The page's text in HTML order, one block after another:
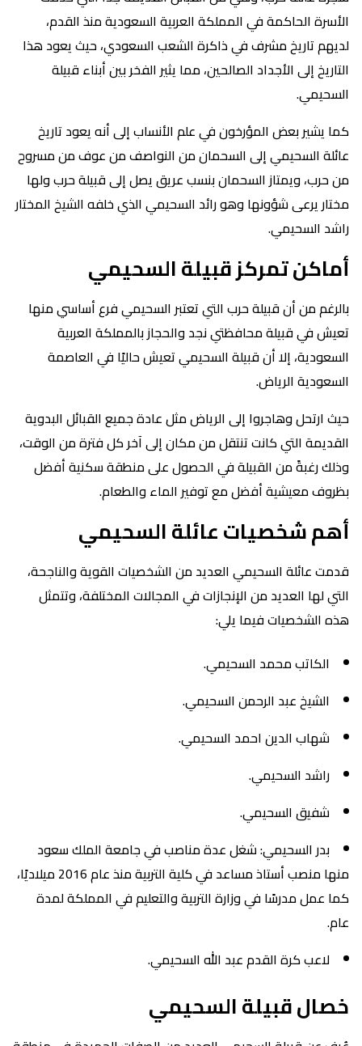
الأسرة الحاكمة في المملكة العربية السعودية منذ القدم،
لديهم تاريخ مشرف في ذاكرة الشعب السعودي، حيث يعود هذا
التاريخ إلى الأجداد الصالحين، مما يثير الفخر بين أبناء قبيلة
السحيمي.
كما يشير بعض المؤرخون في علم الأنساب إلى أنه يعود تاريخ
عائلة السحيمي إلى السحمان من النواصف من عوف من مسروح
من حرب، ويمتاز السحمان بنسب عريق يصل إلى قبيلة حرب ولها
مختار يرعى شؤونها وهو رائد السحيمي الذي خلفه الشيخ المختار
راشد السحيمي.
أماكن تمركز قبيلة السحيمي
بالرغم من أن قبيلة حرب التي تعتبر السحيمي فرع أساسي منها
تعيش في قبيلة محافظتي نجد والحجاز بالمملكة العربية
السعودية، إلا أن قبيلة السحيمي تعيش حاليًا في العاصمة
السعودية الرياض.
حيث ارتحل وهاجروا إلى الرياض مثل عادة جميع القبائل البدوية
القديمة التي كانت تنتقل من مكان إلى آخر كل فترة من الوقت،
وذلك رغبةً من القبيلة في الحصول على منطقة سكنية أفضل
بظروف معيشية أفضل مع توفير الماء والطعام.
أهم شخصيات عائلة السحيمي
قدمت عائلة السحيمي العديد من الشخصيات القوية والناجحة،
التي لها العديد من الإنجازات في المجالات المختلفة، وتتمثل
هذه الشخصيات فيما يلي:
الكاتب محمد السحيمي.
الشيخ عبد الرحمن السحيمي.
شهاب الدين احمد السحيمي.
راشد السحيمي.
شفيق السحيمي.
بدر السحيمي: شغل عدة مناصب في جامعة الملك سعود
منها منصب أستاذ مساعد في كلية التربية منذ عام 2016 ميلاديًا،
كما عمل مدرسًا في وزارة التربية والتعليم في المملكة لمدة
عام.
لاعب كرة القدم عبد الله السحيمي.
خصال قبيلة السحيمي